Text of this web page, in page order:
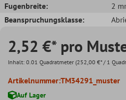
Fugenbreite:
2
Beanspruchungsklasse:
2,52 €* pro
Inhalt: 0.01 Quadratmeter (252,00 €* / 1
Artikelnummer:TM34291_muster
Auf Lager